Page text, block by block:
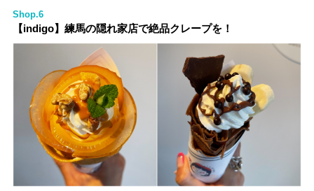
Shop.6
【indigo】練馬の隠れ家店で絶品クレープを！